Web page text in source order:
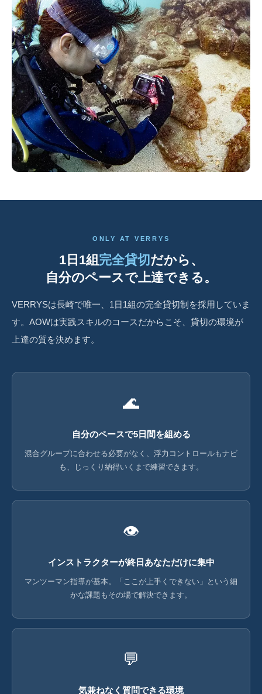
ONLY AT VERRYS
1日1組 完全貸切 だから、
自分のペースで上達できる。
VERRYSは長崎で唯一、1日1組の完全貸切制を採用していま
す。AOWは実践スキルのコースだからこそ、貸切の環境が
上達の質を決めます。
🌊
自分のペースで5日間を組める
混合グループに合わせる必要がなく、浮力コントロールもナビ
も、じっくり納得いくまで練習できます。
👁
インストラクターが終日あなただけに集中
マンツーマン指導が基本。「ここが上手くできない」という細
かな課題もその場で解決できます。
💬
気兼ねなく質問できる環境